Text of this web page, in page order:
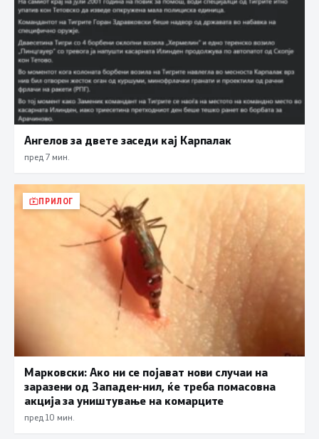
Ангелов за двете заседи кај Карпалак
пред 7 мин.
ПРИЛОГ
Марковски: Ако ни се појават нови случаи на
заразени од Западен-нил, ќе треба помасовна
акција за уништување на комарците
пред 10 мин.